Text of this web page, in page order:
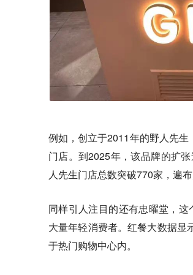
例如，创立于2011年的野人先
门店。到2025年，该品牌的扩
人先生门店总数突破770家 ， 遍
同样引人注目的还有忠曜堂，
大量年轻消费者。红餐大数据显
于热门购物中心内。